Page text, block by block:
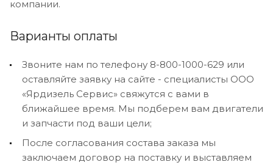
компании.
Варианты оплаты
Звоните нам по телефону 8-800-1000-629 или
оставляйте заявку на сайте - специалисты ООО
«Ярдизель Сервис» свяжутся с вами в
ближайшее время. Мы подберем вам двигатели
и запчасти под ваши цели;
После согласования состава заказа мы
заключаем договор на поставку и выставляем